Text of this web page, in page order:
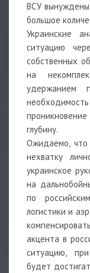
ВСУ
большое
Украинские
ситуацию
собственных
на
удержанием
глубину.
Ожидаемо, что
нехватку
украинское
на
по
логистики и
акцента в
ситуацию,
будет